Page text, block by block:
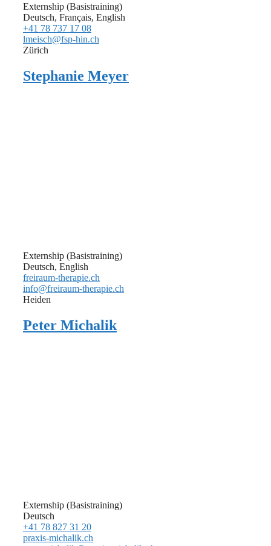
Externship (Basistraining)
Deutsch, Français, English
+41 78 737 17 08
lmeisch@fsp-hin.ch
Zürich
Stephanie Meyer
Externship (Basistraining)
Deutsch, English
freiraum-therapie.ch
info@freiraum-therapie.ch
Heiden
Peter Michalik
Externship (Basistraining)
Deutsch
+41 78 827 31 20
praxis-michalik.ch